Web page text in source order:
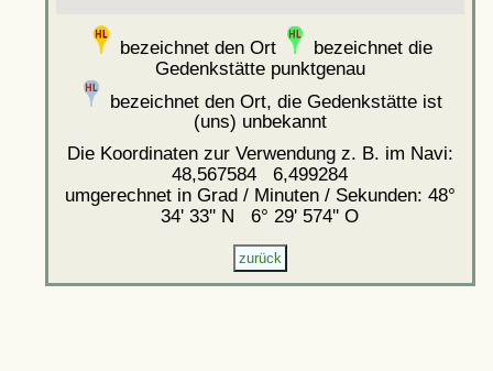
bezeichnet den Ort
bezeichnet die
Gedenkstätte punktgenau
bezeichnet den Ort, die Gedenkstätte ist
(uns) unbekannt
Die Koordinaten zur Verwendung z. B. im Navi:
48,567584 6,499284
umgerechnet in Grad / Minuten / Sekunden: 48°
34' 33'' N 6° 29' 574'' O